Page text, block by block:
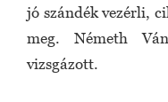
jó szándék vezérli,
meg. Németh
vizsgázott.